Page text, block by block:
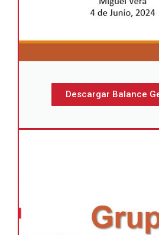
Descargar Balance